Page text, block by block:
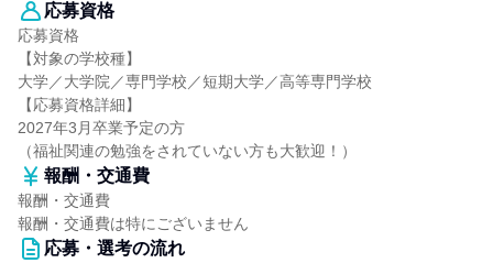
応募資格
応募資格
【対象の学校種】
大学／大学院／専門学校／短期大学／高等専門学校
【応募資格詳細】
2027年3月卒業予定の方
（福祉関連の勉強をされていない方も大歓迎！）
報酬・交通費
報酬・交通費
報酬・交通費は特にございません
応募・選考の流れ